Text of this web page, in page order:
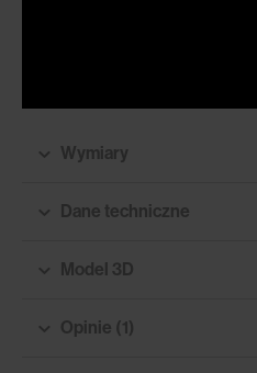
Wymiary
Dane techniczne
Model 3D
Opinie (1)